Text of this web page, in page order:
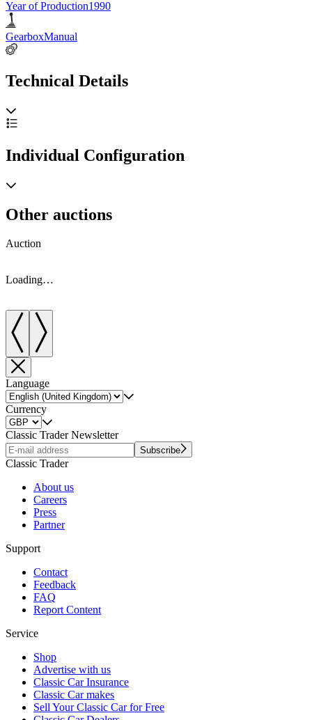
Year of Production1990
GearboxManual
Technical Details
Individual Configuration
Other auctions
Auction
Loading…
Language
Currency
Classic Trader Newsletter
Subscribe
Classic Trader
About us
Careers
Press
Partner
Support
Contact
Feedback
FAQ
Report Content
Service
Shop
Advertise with us
Classic Car Insurance
Classic Car makes
Sell Your Classic Car for Free